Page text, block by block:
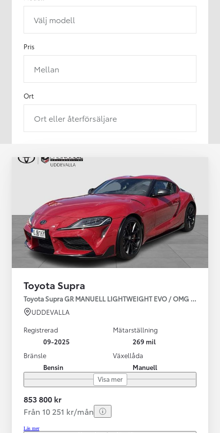
Välj modell
Pris
Mellan
Ort
Ort eller återförsäljare
Toyota Supra
Toyota Supra GR MANUELL LIGHTWEIGHT EVO / OMG LEV!
UDDEVALLA
Registrerad
09-2025
Mätarställning
269 mil
Bränsle
Bensin
Växellåda
Manuell
Visa mer
853 800 kr
Från 10 251 kr/mån
Läs mer